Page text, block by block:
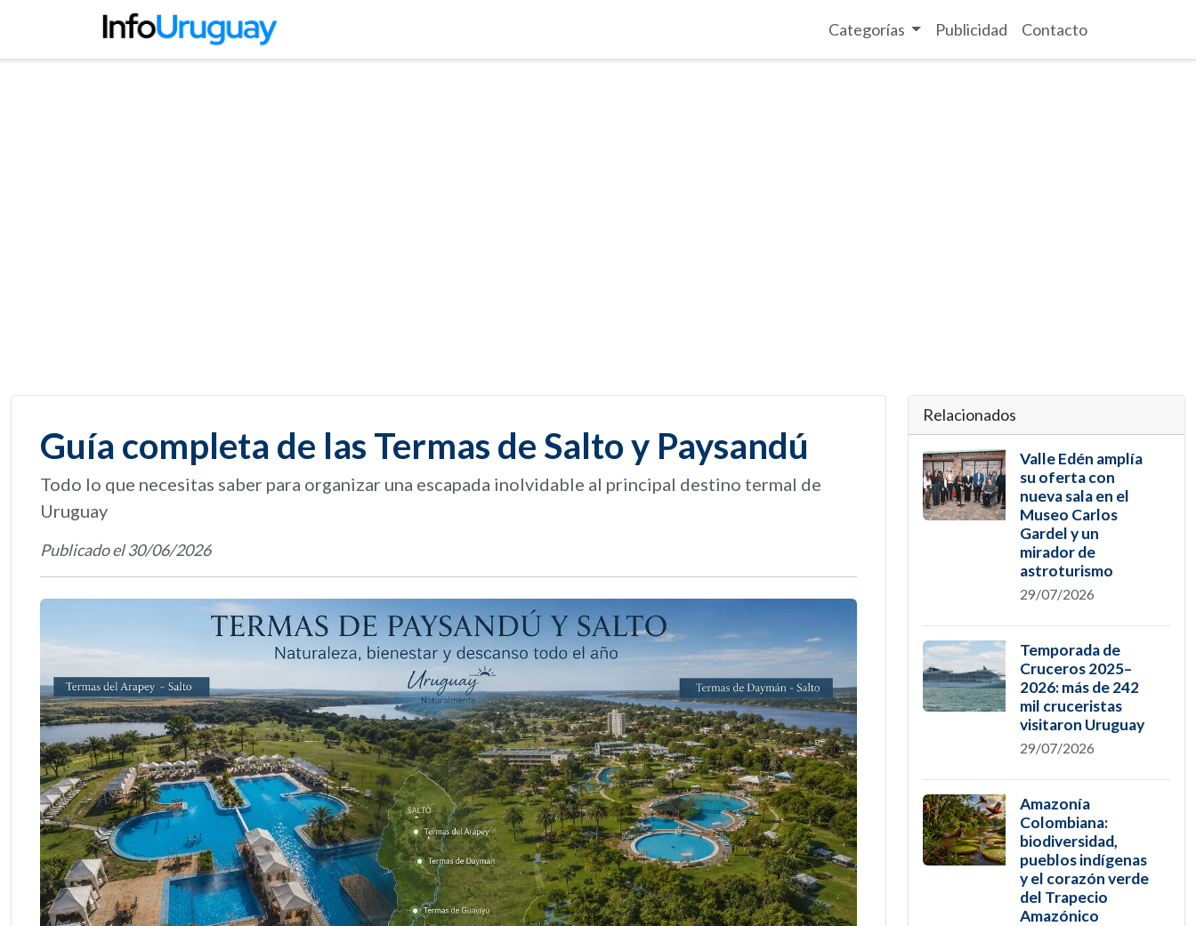
Categorías Publicidad Contacto
Guía completa de las Termas de Salto y Paysandú
Todo lo que necesitas saber para organizar una escapada inolvidable al principal destino termal de
Uruguay
Publicado el 30/06/2026
Relacionados
Valle Edén amplía
su oferta con
nueva sala en el
Museo Carlos
Gardel y un
mirador de
astroturismo
29/07/2026
Temporada de
Cruceros 2025–
2026: más de 242
mil cruceristas
visitaron Uruguay
29/07/2026
Amazonía
Colombiana:
biodiversidad,
pueblos indígenas
y el corazón verde
del Trapecio
Amazónico